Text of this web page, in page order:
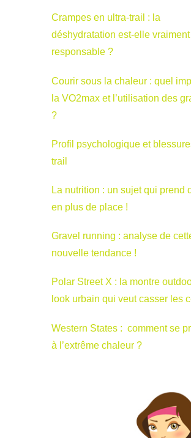
Crampes en ultra-trail : la
déshydratation est-elle vraiment
responsable ?
Courir sous la chaleur : quel
la VO2max et l’utilisation des
?
Profil psychologique et
trail
La nutrition : un sujet qui prend
en plus de place !
Gravel running : analyse de
nouvelle tendance !
Polar Street X : la montre
look urbain qui veut casser les
Western States : comment se
à l’extrême chaleur ?